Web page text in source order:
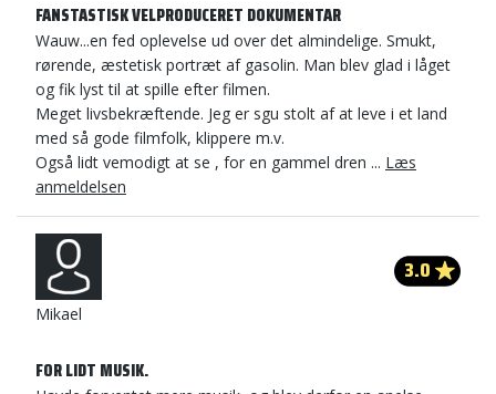
FANSTASTISK VELPRODUCERET DOKUMENTAR
Wauw...en fed oplevelse ud over det almindelige. Smukt,
rørende, æstetisk portræt af gasolin. Man blev glad i låget
og fik lyst til at spille efter filmen.
Meget livsbekræftende. Jeg er sgu stolt af at leve i et land
med så gode filmfolk, klippere m.v.
Også lidt vemodigt at se , for en gammel dren ... Læs
anmeldelsen
Mikael
3.0
FOR LIDT MUSIK.